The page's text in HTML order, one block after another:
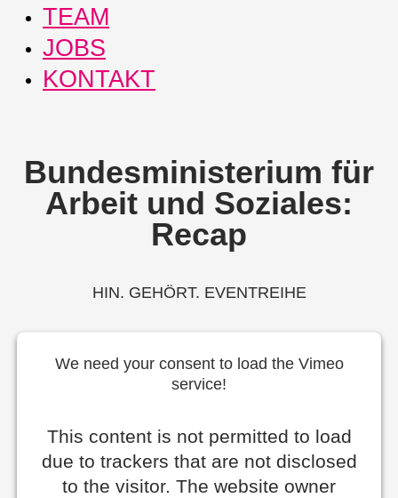
TEAM
JOBS
KONTAKT
Bundesministerium für
Arbeit und Soziales:
Recap
HIN. GEHÖRT. EVENTREIHE
We need your consent to load the Vimeo
service!
This content is not permitted to load
due to trackers that are not disclosed
to the visitor. The website owner